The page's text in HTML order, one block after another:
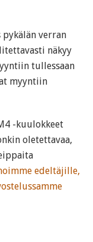
verran
näkyy
tullessaan
myyntiin
-kuulokkeet
oletettavaa,
edeltäjille,